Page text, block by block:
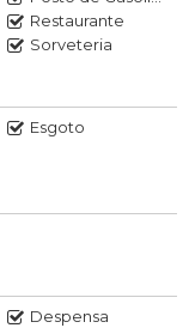
Restaurante
Sorveteria
Esgoto
Despensa